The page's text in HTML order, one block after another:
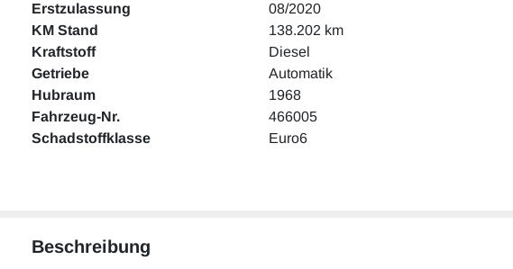
Erstzulassung
08/2020
KM Stand
138.202 km
Kraftstoff
Diesel
Getriebe
Automatik
Hubraum
1968
Fahrzeug-Nr.
466005
Schadstoffklasse
Euro6
Beschreibung